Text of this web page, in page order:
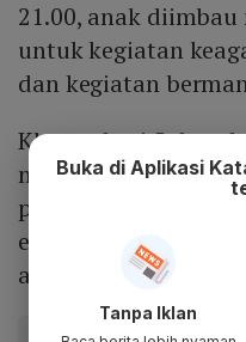
21.00, anak
untuk kegiatan
dan kegiatan
Khusus hari Sabtu
mengimbau agar
pendidikan di
ekstrakurikuler
atau wali.
Buka di Aplikasi
Tanpa Iklan